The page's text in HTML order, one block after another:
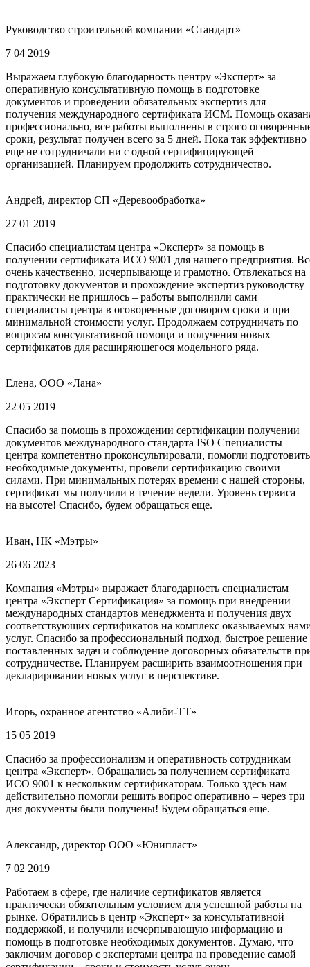
Руководство строительной компании «Стандарт»
7 04 2019
Выражаем глубокую благодарность центру «Эксперт» за
оперативную консультативную помощь в подготовке
документов и проведении обязательных экспертиз для
получения международного сертификата ИСМ. Помощь
профессионально, все работы выполнены в строго
сроки, результат получен всего за 5 дней. Пока так эффективно
еще не сотрудничали ни с одной сертифицирующей
организацией. Планируем продолжить сотрудничество.
Андрей, директор СП «Деревообработка»
27 01 2019
Спасибо специалистам центра «Эксперт» за помощь в
получении сертификата ИСО 9001 для нашего предприятия.
очень качественно, исчерпывающе и грамотно. Отвлекаться на
подготовку документов и прохождение экспертиз руководству
практически не пришлось – работы выполнили сами
специалисты центра в оговоренные договором сроки и при
минимальной стоимости услуг. Продолжаем сотрудничать по
вопросам консультативной помощи и получения новых
сертификатов для расширяющегося модельного ряда.
Елена, ООО «Лана»
22 05 2019
Спасибо за помощь в прохождении сертификации получении
документов международного стандарта ISO Специалисты
центра компетентно проконсультировали, помогли подготовить
необходимые документы, провели сертификацию своими
силами. При минимальных потерях времени с нашей стороны,
сертификат мы получили в течение недели. Уровень сервиса –
на высоте! Спасибо, будем обращаться еще.
Иван, НК «Мэтры»
26 06 2023
Компания «Мэтры» выражает благодарность специалистам
центра «Эксперт Сертификация» за помощь при внедрении
международных стандартов менеджмента и получения двух
соответствующих сертификатов на комплекс оказываемых
услуг. Спасибо за профессиональный подход, быстрое решение
поставленных задач и соблюдение договорных обязательств
сотрудничестве. Планируем расширить взаимоотношения при
декларировании новых услуг в перспективе.
Игорь, охранное агентство «Алиби-ТТ»
15 05 2019
Спасибо за профессионализм и оперативность сотрудникам
центра «Эксперт». Обращались за получением сертификата
ИСО 9001 к нескольким сертификаторам. Только здесь нам
действительно помогли решить вопрос оперативно – через три
дня документы были получены! Будем обращаться еще.
Александр, директор ООО «Юнипласт»
7 02 2019
Работаем в сфере, где наличие сертификатов является
практически обязательным условием для успешной работы на
рынке. Обратились в центр «Эксперт» за консультативной
поддержкой, и получили исчерпывающую информацию и
помощь в подготовке необходимых документов. Думаю, что
заключим договор с экспертами центра на проведение самой